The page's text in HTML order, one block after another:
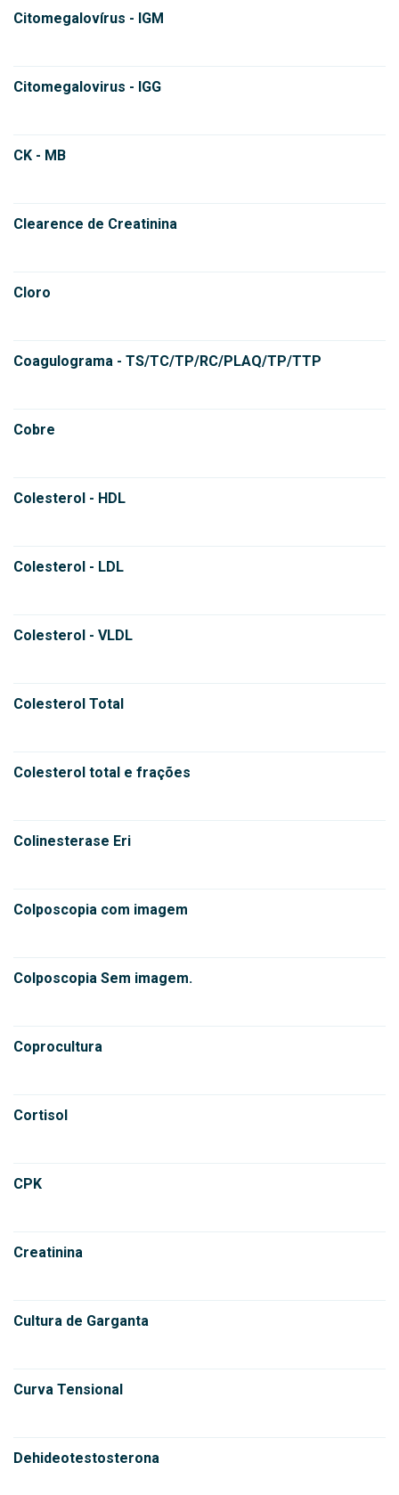
Citomegalovírus - IGM
Citomegalovirus - IGG
CK - MB
Clearence de Creatinina
Cloro
Coagulograma - TS/TC/TP/RC/PLAQ/TP/TTP
Cobre
Colesterol - HDL
Colesterol - LDL
Colesterol - VLDL
Colesterol Total
Colesterol total e frações
Colinesterase Eri
Colposcopia com imagem
Colposcopia Sem imagem.
Coprocultura
Cortisol
CPK
Creatinina
Cultura de Garganta
Curva Tensional
Dehideotestosterona